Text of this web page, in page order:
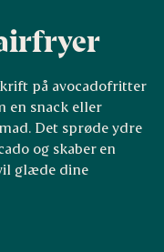
på avocadofritter
en snack eller
Det sprøde ydre
og skaber en
glæde dine